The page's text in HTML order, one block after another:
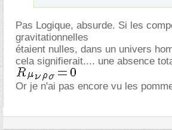
Pas Logique, absurde. Si les
gravitationnelles
étaient nulles, dans un univers
cela signifierait.... une absence
Or je n'ai pas encore vu les